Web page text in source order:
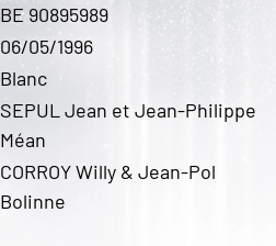
BE 90895989
06/05/1996
Blanc
SEPUL Jean et Jean-Philippe
Méan
CORROY Willy & Jean-Pol
Bolinne